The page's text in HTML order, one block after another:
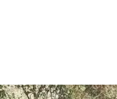
Entertainment